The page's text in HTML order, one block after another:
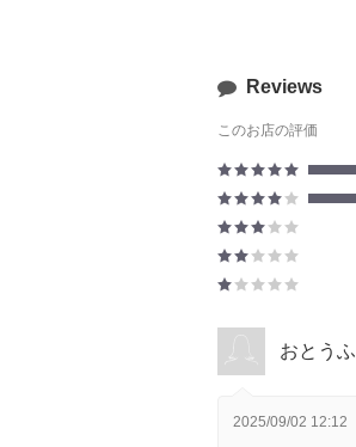
Reviews
このお店の評価
おとうふ
2025/09/02 12:12